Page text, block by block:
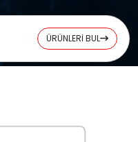
ÜRÜNLERİ BUL